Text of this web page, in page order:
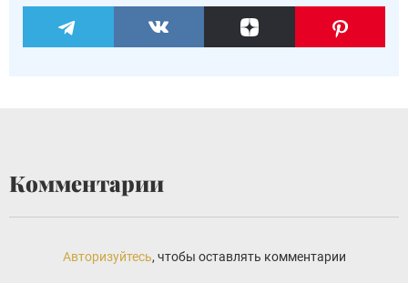
Комментарии
Авторизуйтесь, чтобы оставлять комментарии